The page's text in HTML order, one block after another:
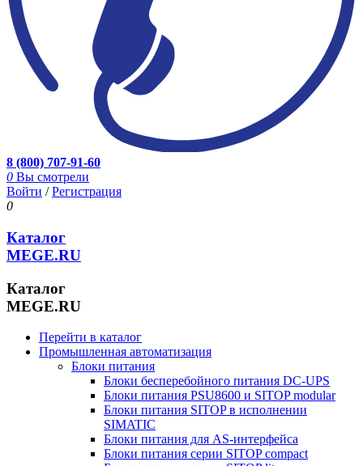
8 (800) 707-91-60
0 Вы смотрели
Войти /Регистрация
0
Каталог
MEGE.RU
Каталог
MEGE.RU
Перейти в каталог
Промышленная автоматизация
Блоки питания
Блоки бесперебойного питания DC-UPS
Блоки питания PSU8600 и SITOP modular
Блоки питания SITOP в исполнении
SIMATIC
Блоки питания для AS-интерфейса
Блоки питания серии SITOP compact